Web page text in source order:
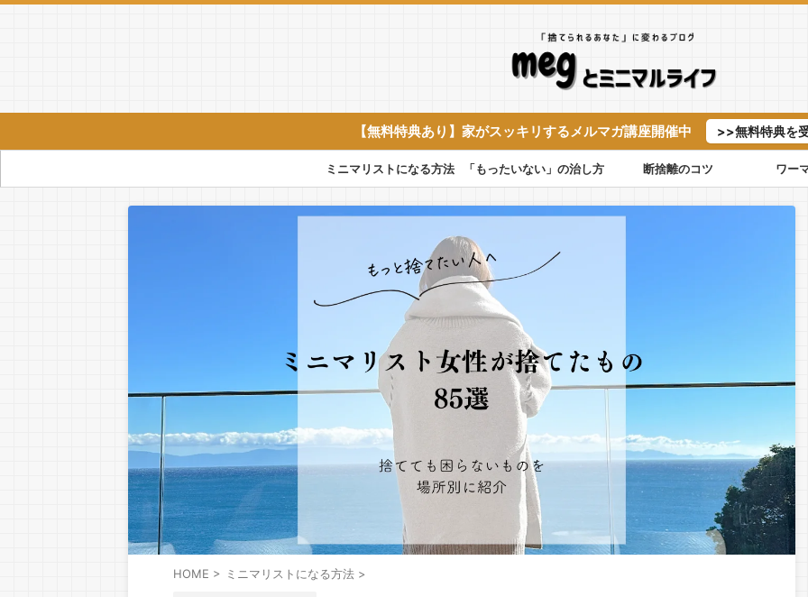
【無料特典あり】家がスッキリするメルマガ講座開催中 >>無料特典を
ミニマリストになる方法 「もったいない」の治し方 断捨離のコツ ワー
HOME > ミニマリストになる方法 >